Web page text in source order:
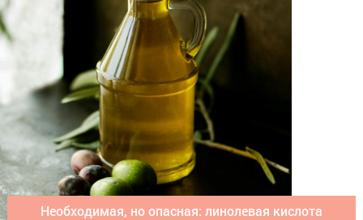
Необходимая, но опасная: линолевая кислота